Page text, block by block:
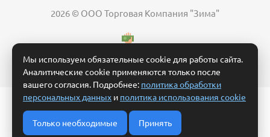
2026 © ООО Торговая Компания "Зима"
Политика обработки персональных данных
Согласие на обработку персональных данных
Условия обработки заявки и взаимодействия
Мы используем обязательные cookie для работы сайта.
Аналитические cookie применяются только после
вашего согласия. Подробнее: политика обработки
персональных данных и политика использования cookie
Только необходимые Принять